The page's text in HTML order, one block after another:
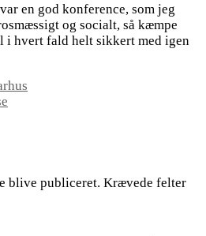
en god konference, som jeg
og socialt, så kæmpe
i hvert fald helt sikkert med igen
blive publiceret. Krævede felter